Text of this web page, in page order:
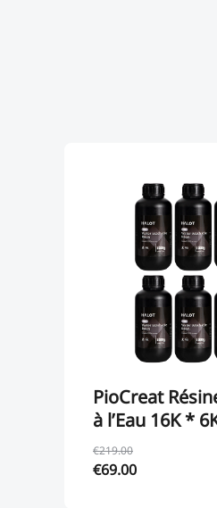
PioCreat
à l’Eau 16K *
€219.00
€69.00